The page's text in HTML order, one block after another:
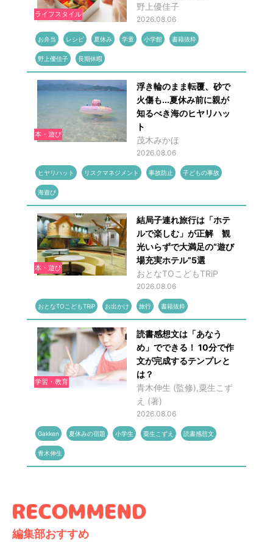
ライフスタイル
野上優佳子
2026.08.06
お弁当 レシピ 夏休み 学童 小学館 書籍抜粋
野上優佳子 長期休暇
本・遊び
浮き輪のまま転覆、砂で
火傷も...夏休み前に親が
知るべき海のヒヤリハッ
ト
茂木みかほ
2026.08.06
ヒヤリハット リスクマネジメント 事故防止 子どもの事故
海遊び
本・遊び
結局子連れ旅行は「ホテ
ルで楽しむ」が正解 観
光いらずで大満足の“遊び
場充実ホテル”5選
おとなTOこどもTRiP
2026.08.06
おとなTOこどもTRiP お出かけ 旅行 書籍抜粋
学習・教育
読書感想文は「あなう
め」でできる！ 10分で作
文が完成するテンプレと
は？
青木伸生 (監修),粟生こず
え (著)
2026.08.06
Gakken 夏休みの宿題 小学生 粟生こずえ 読書感想文
青木伸生
編集部おすすめ